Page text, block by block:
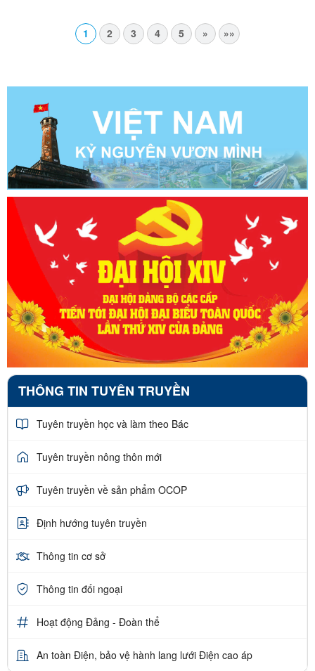
1 2 3 4 5 » »»
THÔNG TIN TUYÊN TRUYỀN
Tuyên truyền học và làm theo Bác
Tuyên truyền nông thôn mới
Tuyên truyền về sản phẩm OCOP
Định hướng tuyên truyền
Thông tin cơ sở
Thông tin đối ngoại
Hoạt động Đảng - Đoàn thể
An toàn Điện, bảo vệ hành lang lưới Điện cao áp